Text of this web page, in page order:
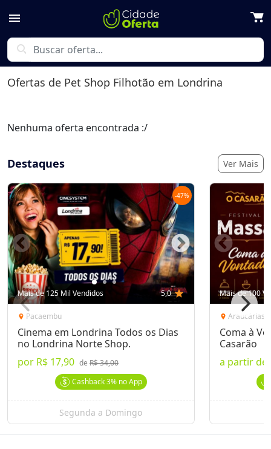
menu
search
Ofertas de Pet Shop Filhotão em Londrina
Nenhuma oferta encontrada :/
Destaques Ver Mais
-47%
Mais de 125 Mil Vendidos 5,0 star
location_on Pacaembu
Cinema em Londrina Todos os Dias
no Londrina Norte Shop.
por R$ 17,90 deR$ 34,00
Cashback3%no App
Segunda a Domingo
Mais de 100
location_on Araucárias
Coma à
Casarão
a partir de